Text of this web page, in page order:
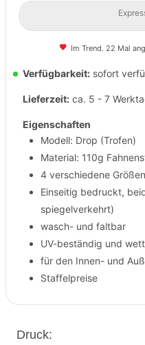
Im Trend. 22 Mal
Verfügbarkeit: sofort
Lieferzeit: ca. 5 - 7
Eigenschaften
Modell: Drop (Trofen)
Material: 110g
4 verschiedene Größen
Einseitig bedruckt,
spiegelverkehrt)
wasch- und faltbar
UV-beständig und
für den Innen- und
Staffelpreise
Druck: